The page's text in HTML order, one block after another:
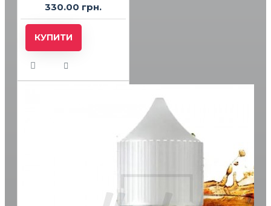
330.00 грн.
КУПИТИ